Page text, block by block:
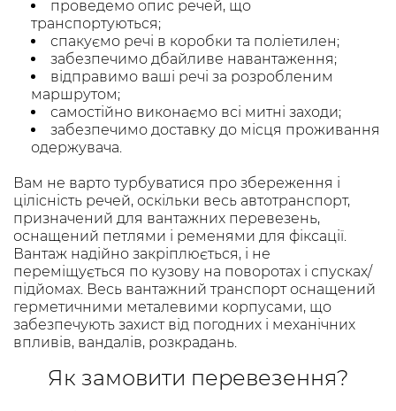
проведемо опис речей, що
транспортуються;
спакуємо речі в коробки та поліетилен;
забезпечимо дбайливе навантаження;
відправимо ваші речі за розробленим
маршрутом;
самостійно виконаємо всі митні заходи;
забезпечимо доставку до місця проживання
одержувача.
Вам не варто турбуватися про збереження і
цілісність речей, оскільки весь автотранспорт,
призначений для вантажних перевезень,
оснащений петлями і ременями для фіксації.
Вантаж надійно закріплюється, і не
переміщується по кузову на поворотах і спусках/
підйомах. Весь вантажний транспорт оснащений
герметичними металевими корпусами, що
забезпечують захист від погодних і механічних
впливів, вандалів, розкрадань.
Як замовити перевезення?